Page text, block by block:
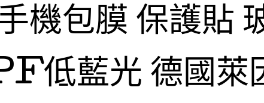
機包膜 保護貼
低藍光 德國